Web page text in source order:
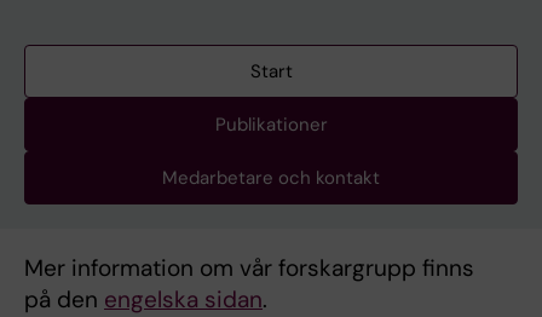
Start
Publikationer
Medarbetare och kontakt
Mer information om vår forskargrupp finns
på den engelska sidan.